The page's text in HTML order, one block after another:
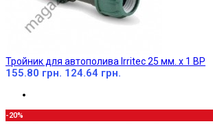
Тройник для автополива Irritec 25 мм. х 1 ВР
155.80 грн. 124.64 грн.
-20%